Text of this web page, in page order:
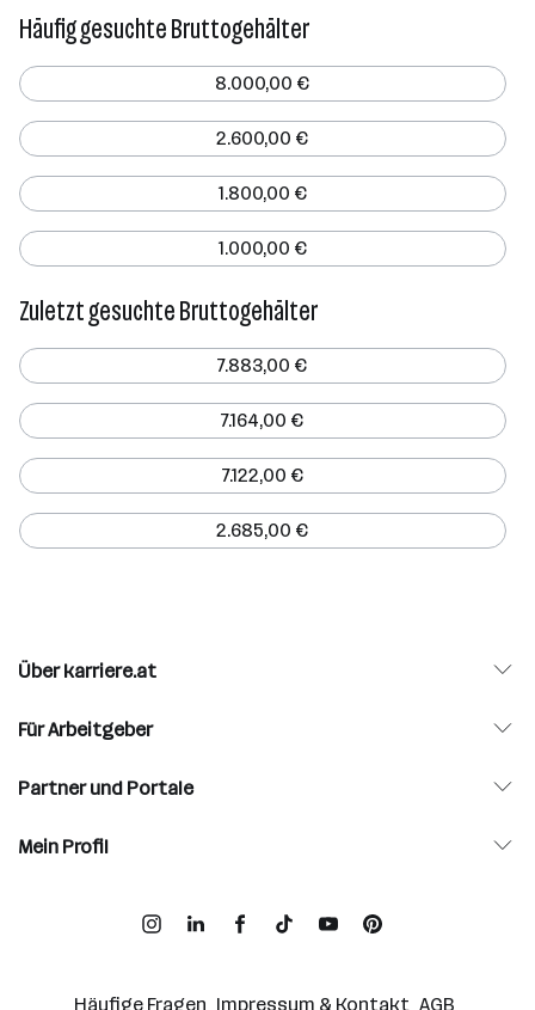
Häufig gesuchte Bruttogehälter
8.000,00 €
2.600,00 €
1.800,00 €
1.000,00 €
Zuletzt gesuchte Bruttogehälter
7.883,00 €
7.164,00 €
7.122,00 €
2.685,00 €
Über karriere.at
Für Arbeitgeber
Partner und Portale
Mein Profil
Häufige Fragen Impressum & Kontakt AGB